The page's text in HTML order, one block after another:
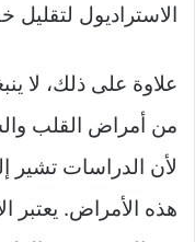
الاستراديول
علاوة على ذلك، لا
من أمراض القلب
لأن الدراسات تشير
هذه الأمراض. يعتبر